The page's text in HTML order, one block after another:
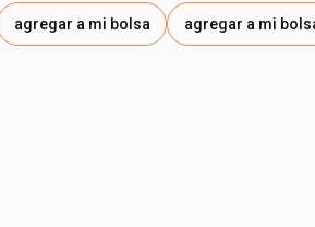
agregar a mi bolsa agregar a mi